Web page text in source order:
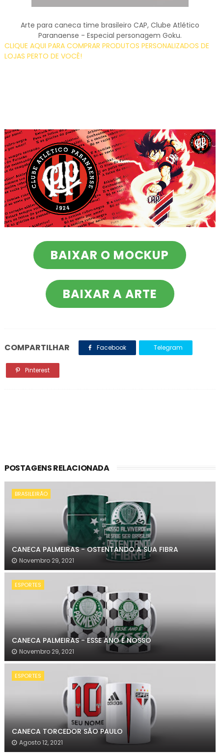
Arte para caneca time brasileiro CAP, Clube Atlético
Paranaense - Especial personagem Goku.
CLIQUE AQUI PARA COMPRAR PRODUTOS PERSONALIZADOS DE
LOJAS PERTO DE VOCÊ!
BAIXAR O MOCKUP
BAIXAR A ARTE
COMPARTILHAR Facebook Telegram
Pinterest
POSTAGENS RELACIONADA
BRASILEIRÃO
CANECA PALMEIRAS - OSTENTANDO A SUA FIBRA
Novembro 29, 2021
ESPORTES
CANECA PALMEIRAS - ESSE ANO É NOSSO
Novembro 29, 2021
ESPORTES
CANECA TORCEDOR SÃO PAULO
Agosto 12, 2021